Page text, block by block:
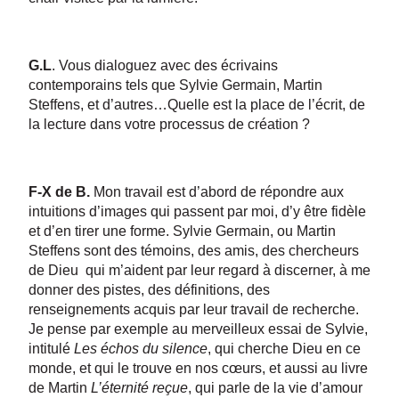
G.L. Vous dialoguez avec des écrivains
contemporains tels que Sylvie Germain, Martin
Steffens, et d’autres…Quelle est la place de l’écrit, de
la lecture dans votre processus de création ?
F-X de B. Mon travail est d’abord de répondre aux
intuitions d’images qui passent par moi, d’y être fidèle
et d’en tirer une forme. Sylvie Germain, ou Martin
Steffens sont des témoins, des amis, des chercheurs
de Dieu qui m’aident par leur regard à discerner, à me
donner des pistes, des définitions, des
renseignements acquis par leur travail de recherche.
Je pense par exemple au merveilleux essai de Sylvie,
intitulé Les échos du silence, qui cherche Dieu en ce
monde, et qui le trouve en nos cœurs, et aussi au livre
de Martin L’éternité reçue, qui parle de la vie d’amour